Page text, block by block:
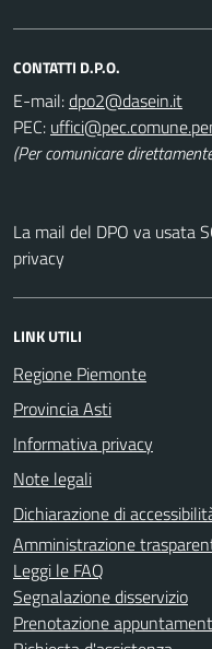
CONTATTI D.P.O.
E-mail:
PEC:
(Per comunicare
La mail del DPO va usata
privacy
LINK UTILI
Regione Piemonte
Provincia Asti
Informativa privacy
Note legali
Dichiarazione di
Amministrazione
Leggi le FAQ
Segnalazione disservizio
Prenotazione